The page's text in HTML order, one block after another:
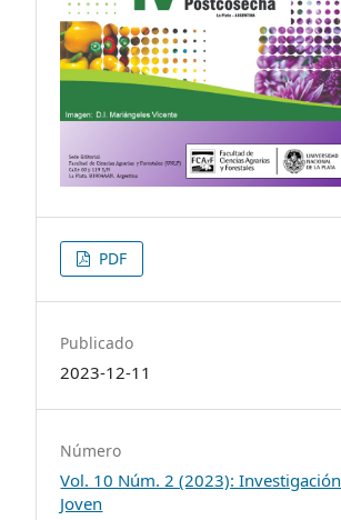
PDF
Publicado
2023-12-11
Número
Vol. 10 Núm. 2 (2023): Investigación
Joven